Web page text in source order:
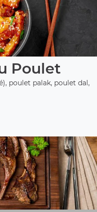
Poulet
poulet palak, poulet dal,